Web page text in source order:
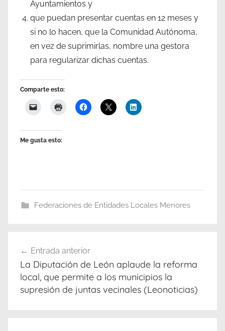
Ayuntamientos y
que puedan presentar cuentas en 12 meses y
si no lo hacen, que la Comunidad Autónoma,
en vez de suprimirlas, nombre una gestora
para regularizar dichas cuentas.
Comparte esto:
Me gusta esto:
Federaciones de Entidades Locales Menores
de
entradas
Entrada anterior
La Diputación de León aplaude la reforma
local, que permite a los municipios la
supresión de juntas vecinales (Leonoticias)